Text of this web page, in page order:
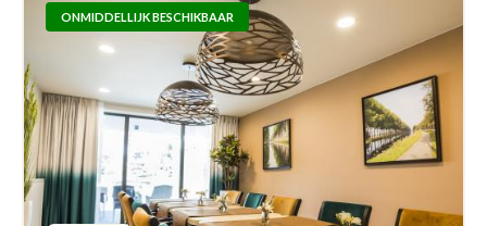
ONMIDDELLIJK BESCHIKBAAR